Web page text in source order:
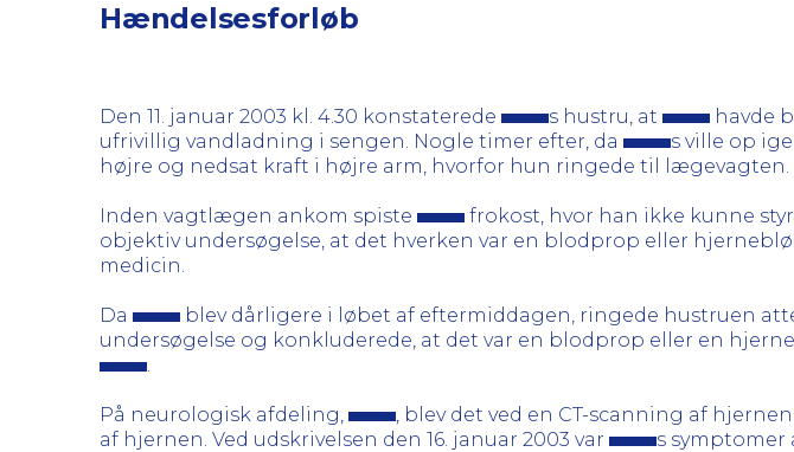
Hændelsesforløb
Den 11. januar 2003 kl. 4.30 konstaterede s hustru, at
havde
ufrivillig vandladning i sengen. Nogle timer efter, da
s ville op
højre og nedsat kraft i højre arm, hvorfor hun ringede til lægevagten.
Inden vagtlægen ankom spiste frokost, hvor han ikke kunne
objektiv undersøgelse, at det hverken var en blodprop eller
medicin.
Da
blev dårligere i løbet af eftermiddagen, ringede hustruen
undersøgelse og konkluderede, at det var en blodprop eller en
.
På neurologisk afdeling, , blev det ved en CT-scanning af
af hjernen. Ved udskrivelsen den 16. januar 2003 var
s